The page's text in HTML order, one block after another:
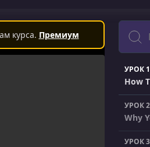
курса. Премиум
Поиск
УРОК
How
УРОК
Why
УРОК